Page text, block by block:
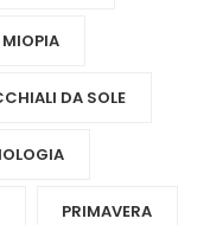
MIOPIA
DA SOLE
PRIMAVERA